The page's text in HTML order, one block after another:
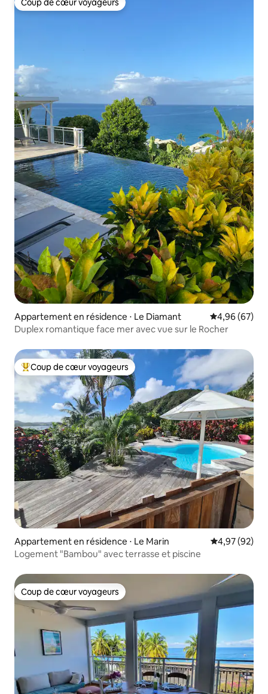
Coup de cœur voyageurs
Coup de cœur voyageurs
Appartement en résidence ⋅ Le Diamant Évaluation
4,96 (67)
Duplex romantique face mer avec vue sur le Rocher
Coups de cœur voyageurs les plus appréciés
Coup de cœur voyageurs
Appartement en résidence ⋅ Le Marin Évaluation
4,97 (92)
Logement "Bambou" avec terrasse et piscine
Coup de cœur voyageurs
Coup de cœur voyageurs